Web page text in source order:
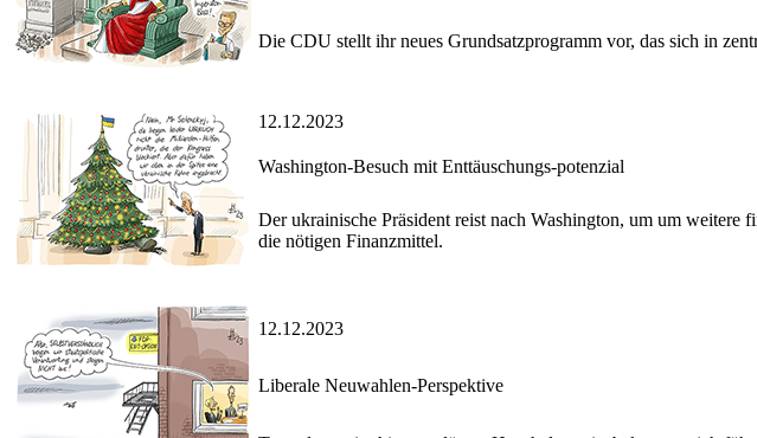
Die CDU stellt ihr neues Grundsatzprogramm vor, das sich in
12.12.2023
Washington-Besuch mit Enttäuschungs-potenzial
Der ukrainische Präsident reist nach Washington, um um
die nötigen Finanzmittel.
12.12.2023
Liberale Neuwahlen-Perspektive